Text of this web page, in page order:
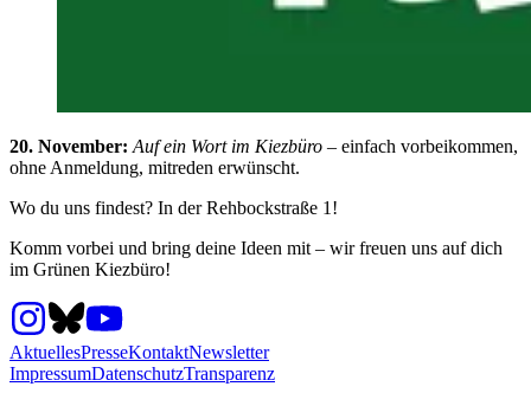
20. November: Auf ein Wort im Kiezbüro – einfach vorbeikommen,
ohne Anmeldung, mitreden erwünscht.
Wo du uns findest? In der Rehbockstraße 1!
Komm vorbei und bring deine Ideen mit – wir freuen uns auf dich
im Grünen Kiezbüro!
AktuellesPresseKontaktNewsletter
ImpressumDatenschutzTransparenz